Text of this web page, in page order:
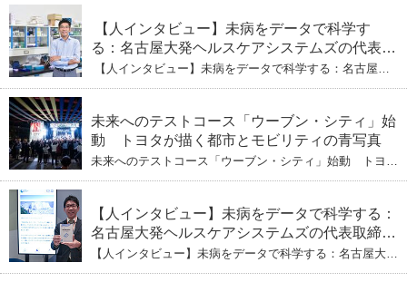
【人インタビュー】未病をデータで科学す
る：名古屋大発ヘルスケアシステムズの代表取
締役社長・瀧本陽介 【下】「人生80年の暇つ
ぶし」を着実に：理系ニートが挑むヘルスケア
【人インタビュー】未病をデータで科学する：名古屋大
挑むヘルスケア標準化と海外戦略
未来へのテストコース「ウーブン・シティ」始
動 トヨタが描く都市とモビリティの青写真
未来へのテストコース「ウーブン・シティ」始動 トヨタ
【人インタビュー】未病をデータで科学する：
名古屋大発ヘルスケアシステムズの代表取締役
社長・瀧本陽介 郵送検査で挑む健康の未来
【人インタビュー】未病をデータで科学する：名古屋大発